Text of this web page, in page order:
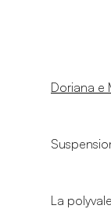
Doriana e
La